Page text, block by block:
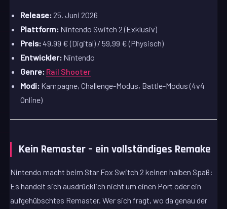
Release: 25. Juni 2026
Plattform: Nintendo Switch 2 (Exklusiv)
Preis:49,99 € (Digital) / 59,99 € (Physisch)
Entwickler: Nintendo
Genre: Rail Shooter
Modi: Kampagne, Challenge-Modus, Battle-Modus (4v4
Online)
Kein Remaster – ein vollständiges Remake
Nintendo macht beim Star Fox Switch 2 keinen halben Spaß:
Es handelt sich ausdrücklich nicht um einen Port oder ein
aufgehübschtes Remaster. Wer sich fragt, wo da genau der